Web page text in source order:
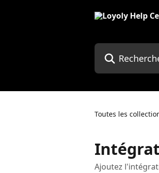
Rechercher un
Toutes les
Ajoutez